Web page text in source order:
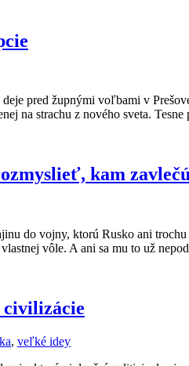
pred župnými voľbami v
na strachu z nového sveta.
kam
do vojny, ktorú Rusko ani
vôle. A ani sa mu to už
, veľké idey